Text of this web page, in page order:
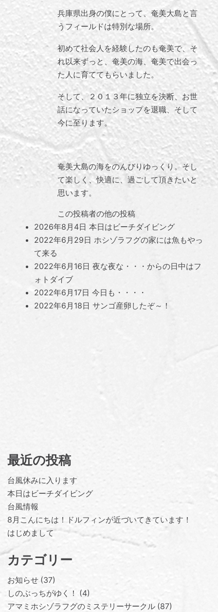
兵庫県出身の僕にとって、奄美大島と言
うフィールドは特別な場所。
初めて社会人を経験したのも奄美で、そ
れ以来ずっと、奄美の海、奄美で出会っ
た人に育ててもらいました。
そして、２０１３年に独立を決断、お世
話になっていたショップを退職、そして
今に至ります。
奄美大島の海をのんびりゆっくり。そし
て楽しく、快適に、過ごして頂きたいと
思います。
この投稿者の他の投稿
2026年8月4日 本日はビーチダイビング
2022年6月29日 ホシゾラフグの家には魚もやっ
て来る
2022年6月16日 夜な夜な・・・からの日中はフ
ォトダイブ
2022年6月17日 今日も・・・・
2022年6月18日 サンゴ産卵したぞ～！
最近の投稿
台風休みに入ります
本日はビーチダイビング
台風情報
8月こんにちは！ドルフィンが近づいてきています！
はじめまして
カテゴリー
お知らせ 37
しのぶっちがゆく！
4
アマミホシゾラフグのミステリーサークル 87